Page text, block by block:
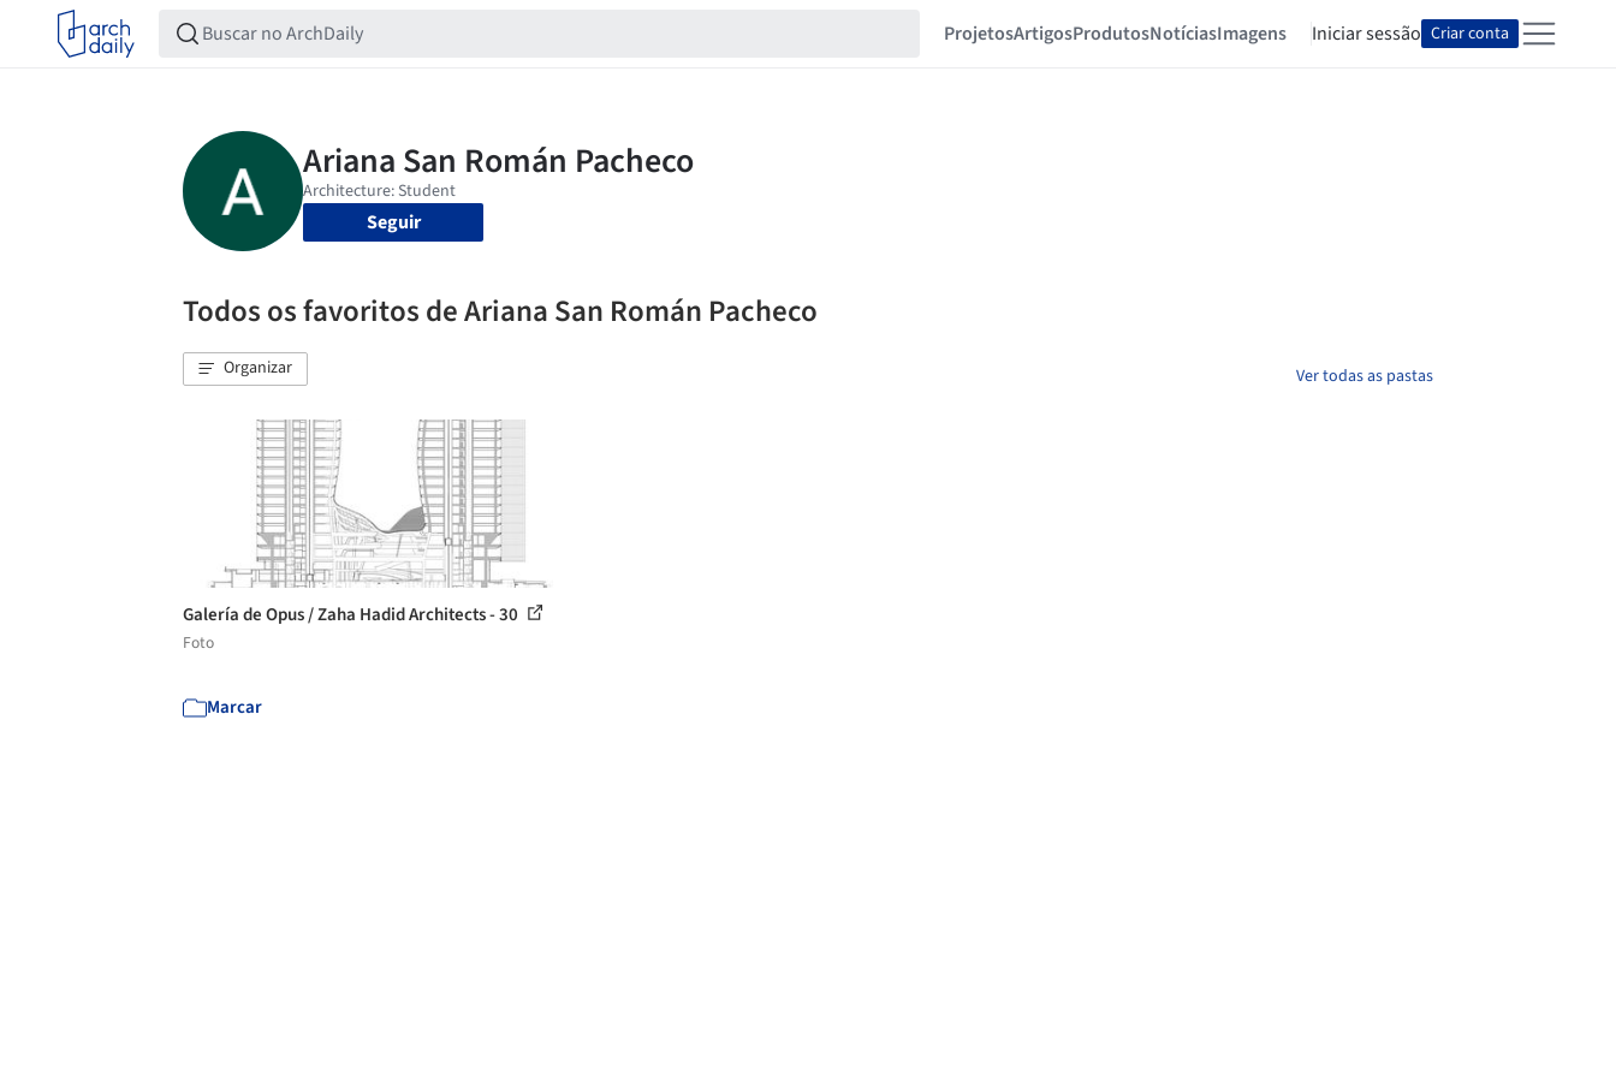
ProjetosArtigosProdutosNotíciasImagens Iniciar sessão Criar conta
Seguir
Todos os favoritos de Ariana San Román Pacheco
Organizar Ver todas as pastas
Galería de Opus / Zaha Hadid Architects - 30
Foto
Marcar